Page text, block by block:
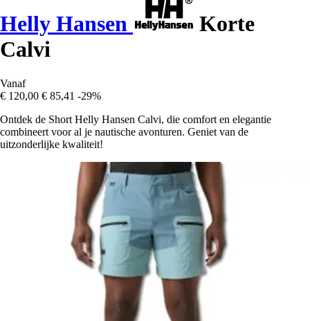
Helly Hansen
Korte
Calvi
Vanaf
€ 120,00 € 85,41 -29%
Ontdek de Short Helly Hansen Calvi, die comfort en elegantie
combineert voor al je nautische avonturen. Geniet van de
uitzonderlijke kwaliteit!